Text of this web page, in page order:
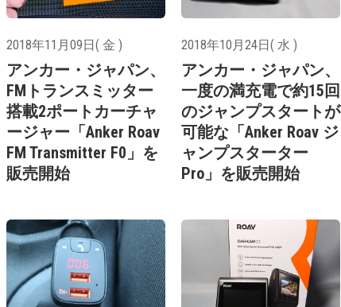
2018年11月09日( 金 )
アンカー・ジャパン、
FMトランスミッター
搭載2ポートカーチャ
ージャー「Anker Roav
FM Transmitter F0」を
販売開始
2018年10月24日( 水 )
アンカー・ジャパン、
一度の満充電で約15回
のジャンプスタートが
可能な「Anker Roav ジ
ャンプスターター
Pro」を販売開始